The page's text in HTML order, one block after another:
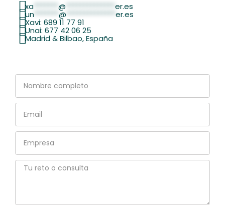
xa @ er.es
un ******* @ ************** er.es
Xavi: 689 11 77 91
Unai: 677 42 06 25
Madrid & Bilbao, España
completo